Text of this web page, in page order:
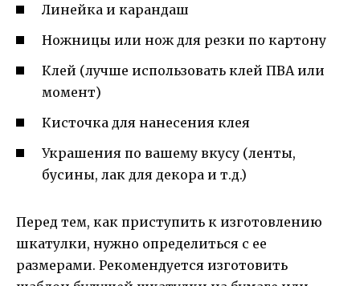
Линейка и карандаш
Ножницы или нож для резки по картону
Клей (лучше использовать клей ПВА или
момент)
Кисточка для нанесения клея
Украшения по вашему вкусу (ленты,
бусины, лак для декора и т.д.)
Перед тем, как приступить к изготовлению
шкатулки, нужно определиться с ее
размерами. Рекомендуется изготовить